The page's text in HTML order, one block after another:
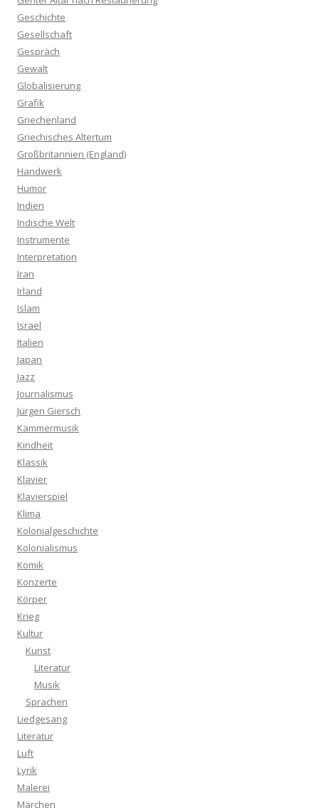
Geschichte
Gesellschaft
Gespräch
Gewalt
Globalisierung
Grafik
Griechenland
Griechisches Altertum
Großbritannien (England)
Handwerk
Humor
Indien
Indische Welt
Instrumente
Interpretation
Iran
Irland
Islam
Israel
Italien
Japan
Jazz
Journalismus
Jürgen Giersch
Kammermusik
Kindheit
Klassik
Klavier
Klavierspiel
Klima
Kolonialgeschichte
Kolonialismus
Komik
Konzerte
Körper
Krieg
Kultur
Kunst
Literatur
Musik
Sprachen
Liedgesang
Literatur
Luft
Lyrik
Malerei
Märchen